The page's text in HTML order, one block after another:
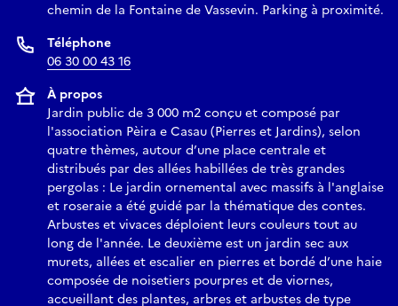
chemin de la Fontaine de Vassevin. Parking à proximité.
Téléphone
06 30 00 43 16
À propos
Jardin public de 3 000 m2 conçu et composé par
l'association Pèira e Casau (Pierres et Jardins), selon
quatre thèmes, autour d’une place centrale et
distribués par des allées habillées de très grandes
pergolas : Le jardin ornemental avec massifs à l'anglaise
et roseraie a été guidé par la thématique des contes.
Arbustes et vivaces déploient leurs couleurs tout au
long de l'année. Le deuxième est un jardin sec aux
murets, allées et escalier en pierres et bordé d’une haie
composée de noisetiers pourpres et de viornes,
accueillant des plantes, arbres et arbustes de type